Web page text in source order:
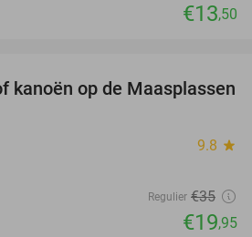
€13,50
43%
kanoën op de Maasplassen
9.8 star
Regulier €35
€19,95